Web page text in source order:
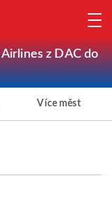
z DAC do
Více měst